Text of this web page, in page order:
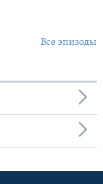
Все эпизоды